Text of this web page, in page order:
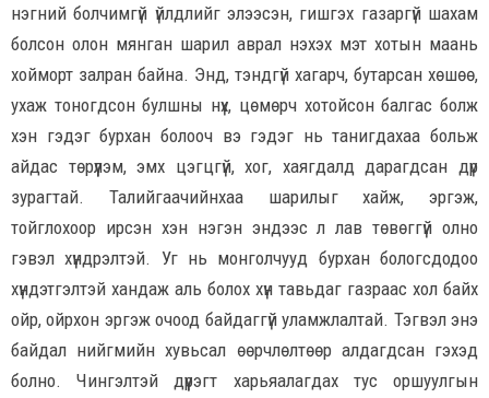
нэгний болчимгүй үйлдлийг элээсэн, гишгэх газаргүй шахам
болсон олон мянган шарил аврал нэхэх мэт хотын маань
хойморт залран байна. Энд, тэндгүй хагарч, бутарсан хөшөө,
ухаж тоногдсон булшны нүх, цөмөрч хотойсон балгас болж
хэн гэдэг бурхан болооч вэ гэдэг нь танигдахаа больж
айдас төрүүлэм, эмх цэгцгүй, хог, хаягдалд дарагдсан дүр
зурагтай. Талийгаачийнхаа шарилыг хайж, эргэж,
тойглохоор ирсэн хэн нэгэн эндээс л лав төвөггүй олно
гэвэл хүндрэлтэй. Уг нь монголчууд бурхан бологсдодоо
хүндэтгэлтэй хандаж аль болох хүн тавьдаг газраас хол байх
ойр, ойрхон эргэж очоод байдаггүй уламжлалтай. Тэгвэл энэ
байдал нийгмийн хувьсал өөрчлөлтөөр алдагдсан гэхэд
болно. Чингэлтэй дүүрэгт харьяалагдах тус оршуулгын